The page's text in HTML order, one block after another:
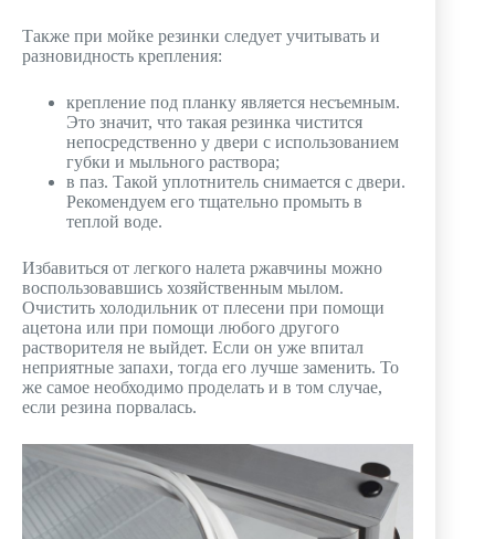
Также при мойке резинки следует учитывать и
разновидность крепления:
крепление под планку является несъемным.
Это значит, что такая резинка чистится
непосредственно у двери с использованием
губки и мыльного раствора;
в паз. Такой уплотнитель снимается с двери.
Рекомендуем его тщательно промыть в
теплой воде.
Избавиться от легкого налета ржавчины можно
воспользовавшись хозяйственным мылом.
Очистить холодильник от плесени при помощи
ацетона или при помощи любого другого
растворителя не выйдет. Если он уже впитал
неприятные запахи, тогда его лучше заменить. То
же самое необходимо проделать и в том случае,
если резина порвалась.